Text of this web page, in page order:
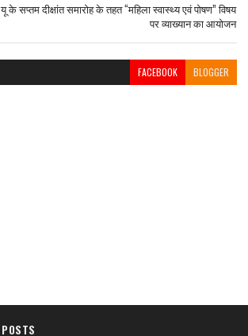
के सप्तम दीक्षांत समारोह के तहत “महिला स्वास्थ्य एवं पोषण” विषय
पर व्याख्यान का आयोजन
FACEBOOK BLOGGER